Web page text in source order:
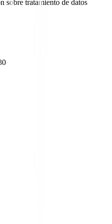
sobre tratamiento de datos